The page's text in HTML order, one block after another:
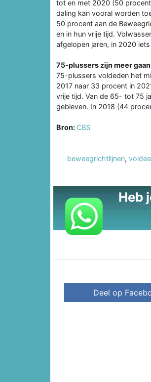
tot en met 2020 (50
daling kan vooral worden
50 procent aan de
en in hun vrije tijd.
afgelopen jaren, in 2020 iets
75-plussers zijn meer
75-plussers voldeden het
2017 naar 33 procent in
vrije tijd. Van de 65- tot 75
gebleven. In 2018 (44
Bron: CBS
beweegrichtlijnen,
Heb
Deel op